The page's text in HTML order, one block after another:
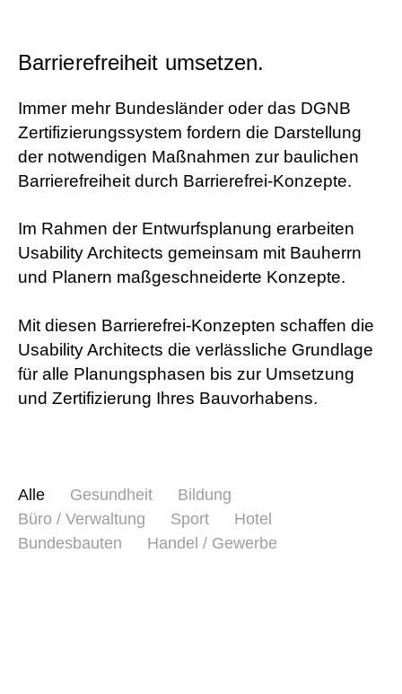
Barrierefreiheit umsetzen.
Immer mehr Bundesländer oder das DGNB
Zertifizierungssystem fordern die Darstellung
der notwendigen Maßnahmen zur baulichen
Barrierefreiheit durch Barrierefrei-Konzepte.
Im Rahmen der Entwurfsplanung erarbeiten
Usability Architects gemeinsam mit Bauherrn
und Planern maßgeschneiderte Konzepte.
Mit diesen Barrierefrei-Konzepten schaffen die
Usability Architects die verlässliche Grundlage
für alle Planungsphasen bis zur Umsetzung
und Zertifizierung Ihres Bauvorhabens.
Alle Gesundheit
Bildung
Büro / Verwaltung
Sport
Hotel
Bundesbauten
Handel / Gewerbe